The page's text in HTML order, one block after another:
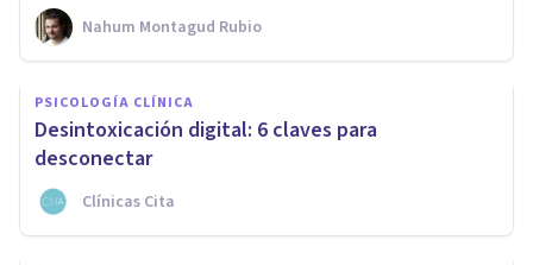
Nahum Montagud Rubio
PSICOLOGÍA CLÍNICA
Desintoxicación digital: 6 claves para
desconectar
Clínicas Cita